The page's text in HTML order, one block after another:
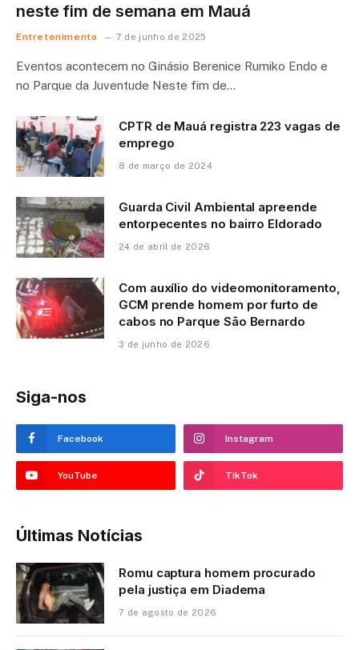
neste fim de semana em Mauá
Entretenimento 7 de junho de 2025
Eventos acontecem no Ginásio Berenice Rumiko Endo e
no Parque da Juventude Neste fim de…
CPTR de Mauá registra 223 vagas de
emprego
8 de março de 2024
Guarda Civil Ambiental apreende
entorpecentes no bairro Eldorado
24 de abril de 2026
Com auxílio do videomonitoramento,
GCM prende homem por furto de
cabos no Parque São Bernardo
3 de junho de 2026
Siga-nos
Facebook Instagram
YouTube TikTok
Últimas Notícias
Romu captura homem procurado
pela justiça em Diadema
7 de agosto de 2026